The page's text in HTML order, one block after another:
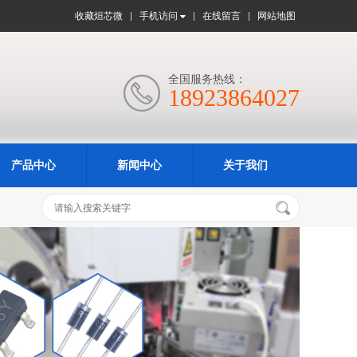
收藏烜芯微 手机访问 在线留言 网站地图
 全国服务热线：
18923864027
产品中心 新闻中心 关于我们